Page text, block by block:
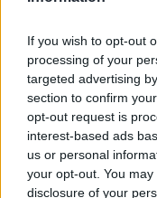
If you wish to opt-out
processing of your
targeted advertising
section to confirm
opt-out request is
interest-based ads
us or personal
your opt-out. You
disclosure of your